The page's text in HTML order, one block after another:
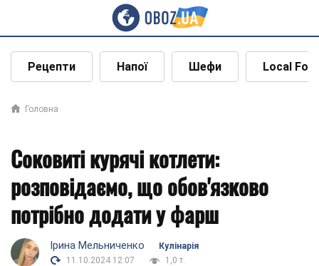
Рецепти Напої Шефи Local
Головна
Соковиті курячі котлети:
розповідаємо, що обов'язково
потрібно додати у фарш
Ірина Мельниченко
Кулінарія
11.10.2024 12:07
1,0 т.